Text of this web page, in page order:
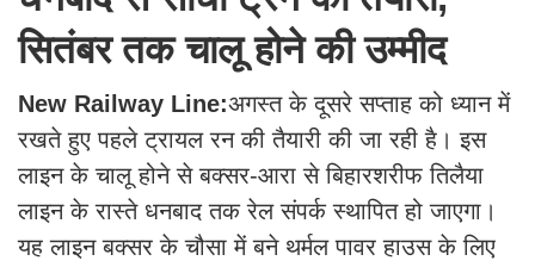
सितंबर तक चालू होने की उम्मीद
New Railway Line:अगस्त के दूसरे सप्ताह को ध्यान में
रखते हुए पहले ट्रायल रन की तैयारी की जा रही है। इस
लाइन के चालू होने से बक्सर-आरा से बिहारशरीफ तिलैया
लाइन के रास्ते धनबाद तक रेल संपर्क स्थापित हो जाएगा।
यह लाइन बक्सर के चौसा में बने थर्मल पावर हाउस के लिए